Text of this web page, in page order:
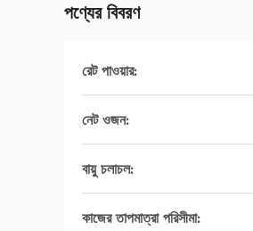
পণ্যের বিবরণ
রেট পাওয়ার:
নেট ওজন:
বায়ু চলাচল:
কাজের তাপমাত্রা পরিসীমা: